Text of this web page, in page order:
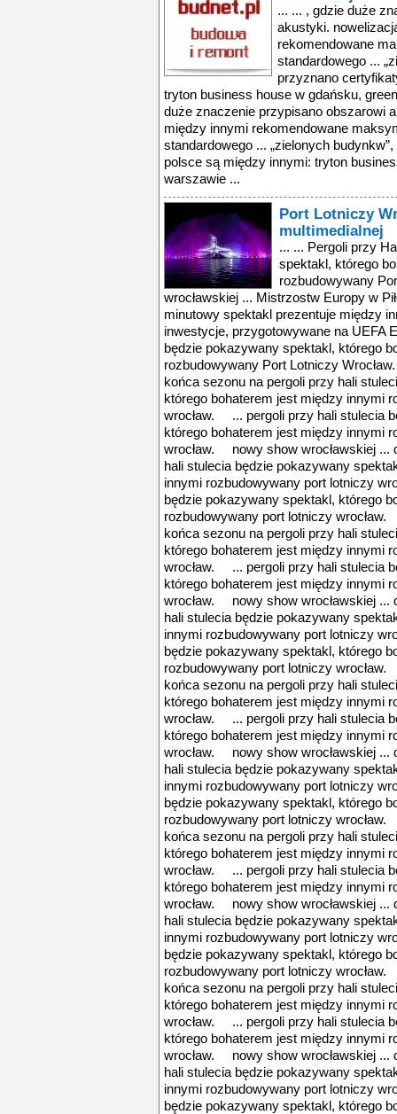
... ... , gdzie duże
akustyki.
rekomendowane
standardowego ...
przyznano
tryton business house w gdańsku,
duże znaczenie przypisano obszarowi
między innymi rekomendowane
standardowego ... „zielonych
polsce są między innymi: tryton
warszawie ...
Port Lotniczy
multimedialnej
... ... Pergoli przy
spektakl, którego
rozbudowywany
wrocławskiej ... Mistrzostw Europy w
minutowy spektakl prezentuje między
inwestycje, przygotowywane na UEFA
będzie pokazywany spektakl, którego
rozbudowywany Port Lotniczy
końca sezonu na pergoli przy hali
którego bohaterem jest między innymi
wrocław. ... pergoli przy hali stulecia
którego bohaterem jest między innymi
wrocław. nowy show wrocławskiej ...
hali stulecia będzie pokazywany
innymi rozbudowywany port lotniczy
będzie pokazywany spektakl, którego
rozbudowywany port lotniczy
końca sezonu na pergoli przy hali
którego bohaterem jest między innymi
wrocław. ... pergoli przy hali stulecia
którego bohaterem jest między innymi
wrocław. nowy show wrocławskiej ...
hali stulecia będzie pokazywany
innymi rozbudowywany port lotniczy
będzie pokazywany spektakl, którego
rozbudowywany port lotniczy
końca sezonu na pergoli przy hali
którego bohaterem jest między innymi
wrocław. ... pergoli przy hali stulecia
którego bohaterem jest między innymi
wrocław. nowy show wrocławskiej ...
hali stulecia będzie pokazywany
innymi rozbudowywany port lotniczy
będzie pokazywany spektakl, którego
rozbudowywany port lotniczy
końca sezonu na pergoli przy hali
którego bohaterem jest między innymi
wrocław. ... pergoli przy hali stulecia
którego bohaterem jest między innymi
wrocław. nowy show wrocławskiej ...
hali stulecia będzie pokazywany
innymi rozbudowywany port lotniczy
będzie pokazywany spektakl, którego
rozbudowywany port lotniczy
końca sezonu na pergoli przy hali
którego bohaterem jest między innymi
wrocław. ... pergoli przy hali stulecia
którego bohaterem jest między innymi
wrocław. nowy show wrocławskiej ...
hali stulecia będzie pokazywany
innymi rozbudowywany port lotniczy
będzie pokazywany spektakl, którego